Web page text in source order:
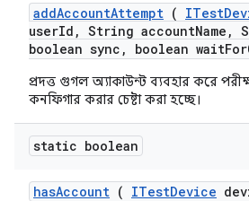
addAccountAttempt ( ITest
userId , String accountName ,
boolean sync , boolean waitFor
প্রদত্ত গুগল অ্যাকাউন্ট ব্যবহার করে
কনফিগার করার চেষ্টা করা হচ্ছে।
static boolean
hasAccount ( ITestDevice